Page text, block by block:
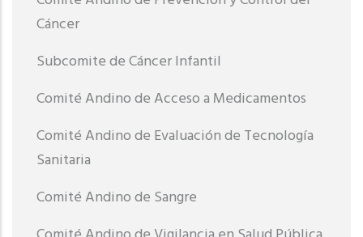
Cáncer
Subcomite de Cáncer Infantil
Comité Andino de Acceso a Medicamentos
Comité Andino de Evaluación de Tecnología
Sanitaria
Comité Andino de Sangre